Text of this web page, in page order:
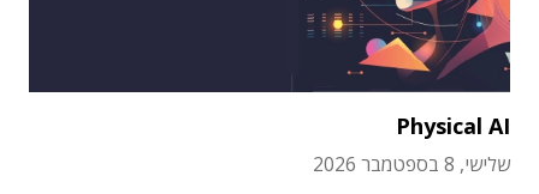
Physical AI
שלישי, 8 בספטמבר 2026